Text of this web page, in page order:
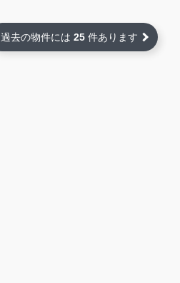
過去の物件には 25 件あります